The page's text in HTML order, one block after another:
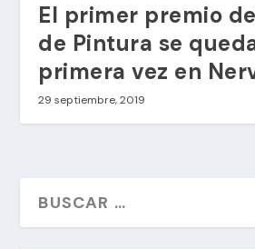
El primer premio
de Pintura se
primera vez en
29 septiembre, 2019